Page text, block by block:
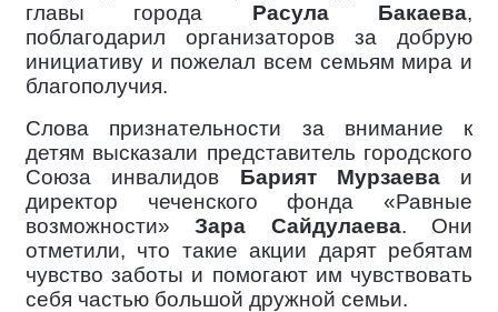
главы города Расула Бакаева,
поблагодарил организаторов за добрую
инициативу и пожелал всем семьям мира и
благополучия.
Слова признательности за внимание к
детям высказали представитель городского
Союза инвалидов Барият Мурзаеваи
директор чеченского фонда «Равные
возможности»Зара Сайдулаева. Они
отметили, что такие акции дарят ребятам
чувство заботы и помогают им чувствовать
себя частью большой дружной семьи.